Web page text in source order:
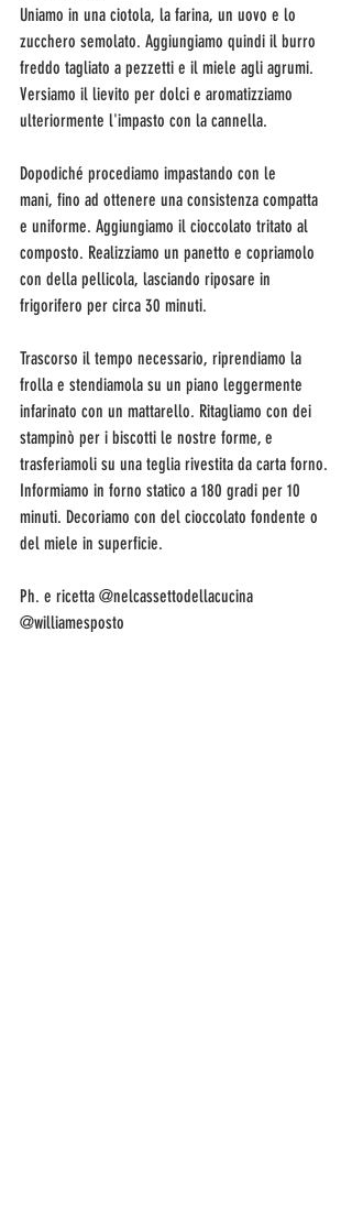
Uniamo in una ciotola, la farina, un uovo e lo
zucchero semolato. Aggiungiamo quindi il burro
freddo tagliato a pezzetti e il miele agli agrumi.
Versiamo il lievito per dolci e aromatizziamo
ulteriormente l'impasto con la cannella.
Dopodiché procediamo impastando con le
mani, fino ad ottenere una consistenza compatta
e uniforme. Aggiungiamo il cioccolato tritato al
composto. Realizziamo un panetto e copriamolo
con della pellicola, lasciando riposare in
frigorifero per circa 30 minuti.
Trascorso il tempo necessario, riprendiamo la
frolla e stendiamola su un piano leggermente
infarinato con un mattarello. Ritagliamo con dei
stampinò per i biscotti le nostre forme, e
trasferiamoli su una teglia rivestita da carta forno.
Informiamo in forno statico a 180 gradi per 10
minuti. Decoriamo con del cioccolato fondente o
del miele in superficie.
Ph. e ricetta @nelcassettodellacucina
@williamesposto